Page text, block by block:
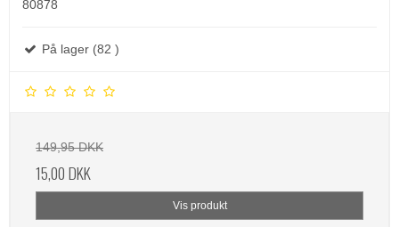
80878
På lager (82 )
149,95 DKK
15,00 DKK
Vis produkt